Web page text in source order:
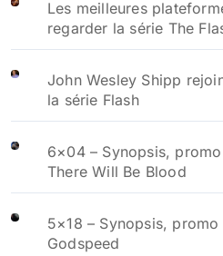
Les meilleures
regarder la série The
John Wesley Shipp
la série Flash
6×04 – Synopsis,
There Will Be Blood
5×18 – Synopsis,
Godspeed